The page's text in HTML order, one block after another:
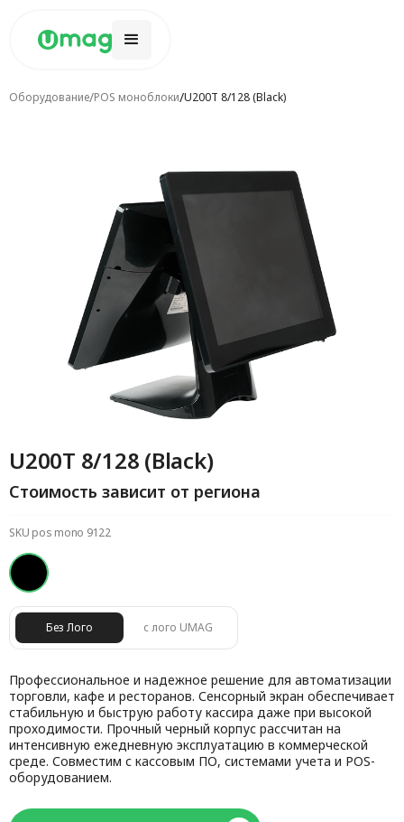
Оборудование/POS моноблоки/U200T 8/128 (Black)
U200T 8/128 (Black)
Стоимость зависит от региона
SKU pos mono 9122
Без Лого с лого UMAG
Профессиональное и надежное решение для автоматизации
торговли, кафе и ресторанов. Сенсорный экран обеспечивает
стабильную и быструю работу кассира даже при высокой
проходимости. Прочный черный корпус рассчитан на
интенсивную ежедневную эксплуатацию в коммерческой
среде. Совместим с кассовым ПО, системами учета и POS-
оборудованием.